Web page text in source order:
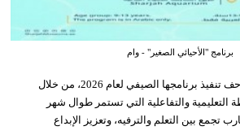
برنامج "الأحيائي الصغير" - وام
تواصل هيئة الشارقة للمتاحف تنفيذ برنامجها الصيفي لعام 2026، من خلال
والتفاعلية التي تستمر طوال شهر
بين التعلم والترفيه، وتعزيز الإبداع